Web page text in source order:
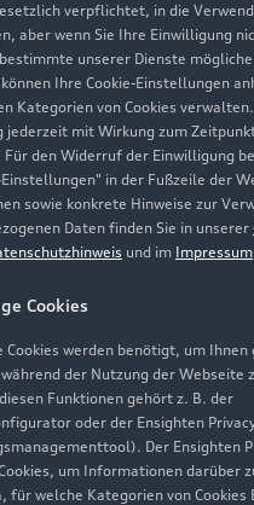
verpflichtet, in die
aber wenn Sie Ihre Einwilligung
unserer Dienste
Ihre Cookie-Einstellungen
Kategorien von Cookies
jederzeit mit Wirkung zum
den Widerruf der Einwilligung
Einstellungen" in der Fußzeile der
sowie konkrete Hinweise zur
Daten finden Sie in unserer
und im Impressum
Cookies
Cookies werden benötigt, um Ihnen
der Nutzung der Webseite
Funktionen gehört z. B. der
oder der Ensighten
Der Ensighten
um Informationen darüber
für welche Kategorien von Cookies
umfasst den Anspruch auf
Kosten bis zu 35 Euro für
Partner entscheidet über
Die Ersatzmobilität gilt nur
mit Leistungen, die durch
Sie wird für einen Tag
ergänzt die in den
Inspektion und Verschleiß
der Volkswagen
Nur für Audi
mit einer Audi
von 24 Monaten und 30.000
(Stichtag: Datum der
Für